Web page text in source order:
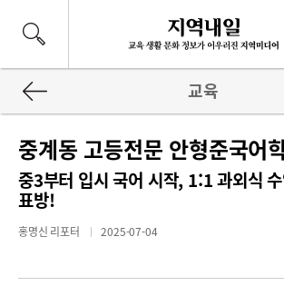
교육
중계동 고등전문 안형준국어
중3부터 입시 국어 시작, 1:1 과외식
표방!
홍명신 리포터 2025-07-04